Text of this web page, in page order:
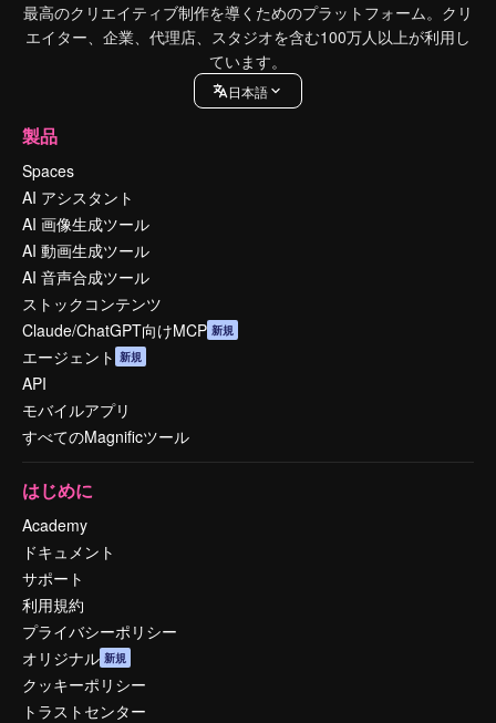
最高のクリエイティブ制作を導くためのプラットフォーム。クリ
エイター、企業、代理店、スタジオを含む100万人以上が利用し
ています。
日本語
製品
Spaces
AI アシスタント
AI 画像生成ツール
AI 動画生成ツール
AI 音声合成ツール
ストックコンテンツ
Claude/ChatGPT向けMCP 新規
エージェント 新規
API
モバイルアプリ
すべてのMagnificツール
はじめに
Academy
ドキュメント
サポート
利用規約
プライバシーポリシー
オリジナル 新規
クッキーポリシー
トラストセンター